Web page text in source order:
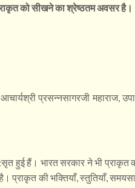
प्राकृत को सीखने का श्रेष्ठतम अवसर है।
प्रसन्नसागरजी महाराज,
हुई हैं। भारत सरकार ने भी प्राकृत
प्राकृत की भक्तियाँ, स्तुतियाँ,